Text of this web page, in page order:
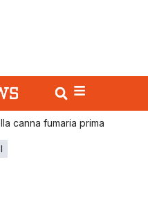
canna fumaria prima